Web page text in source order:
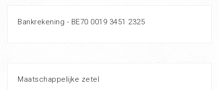
Bankrekening - BE70 0019 3451 2325
Maatschappelijke zetel